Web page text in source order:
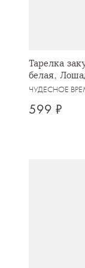
Тарелка
белая,
ЧУДЕСНОЕ
599 ₽